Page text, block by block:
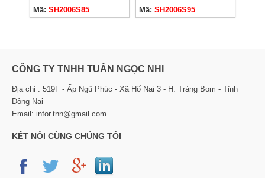
XÁM XI MĂNG
Mã: SH2006S85
TRẮNG
Mã: SH2006S95
CÔNG TY TNHH TUẤN NGỌC NHI
Địa chỉ : 519F - Ấp Ngũ Phúc - Xã Hố Nai 3 - H. Trảng Bom - Tỉnh
Đồng Nai
Email: infor.tnn@gmail.com
KẾT NỐI CÙNG CHÚNG TÔI